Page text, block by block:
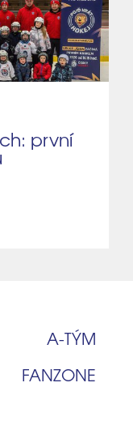
první
A‑TÝM
FANZONE